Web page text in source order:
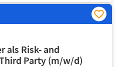
als Risk- and
Party (m/w/d)